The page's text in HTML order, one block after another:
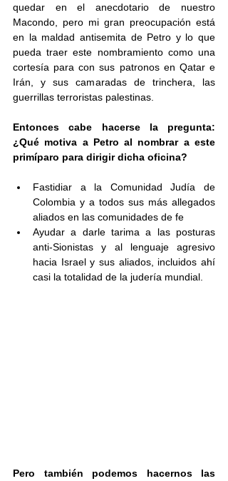
quedar en el anecdotario de nuestro
Macondo, pero mi gran preocupación está
en la maldad antisemita de Petro y lo que
pueda traer este nombramiento como una
cortesía para con sus patronos en Qatar e
Irán, y sus camaradas de trinchera, las
guerrillas terroristas palestinas.
Entonces cabe hacerse la pregunta:
¿Qué motiva a Petro al nombrar a este
primíparo para dirigir dicha oficina?
Fastidiar a la Comunidad Judía de
Colombia y a todos sus más allegados
aliados en las comunidades de fe
Ayudar a darle tarima a las posturas
anti-Sionistas y al lenguaje agresivo
hacia Israel y sus aliados, incluidos ahí
casi la totalidad de la judería mundial.
Pero también podemos hacernos las